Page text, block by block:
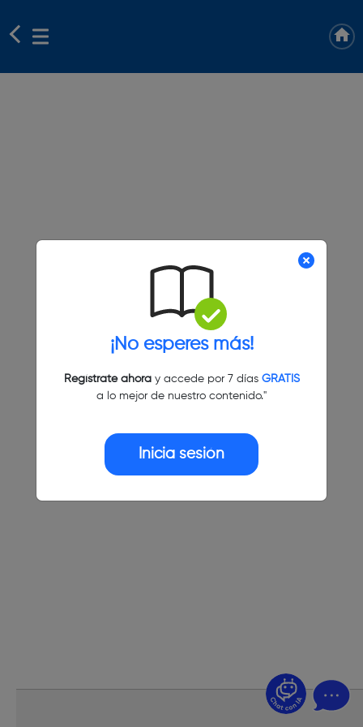
¡No esperes más!
Regístrate ahoray accede por 7 días GRATIS
a lo mejor de nuestro contenido."
Inicia sesión